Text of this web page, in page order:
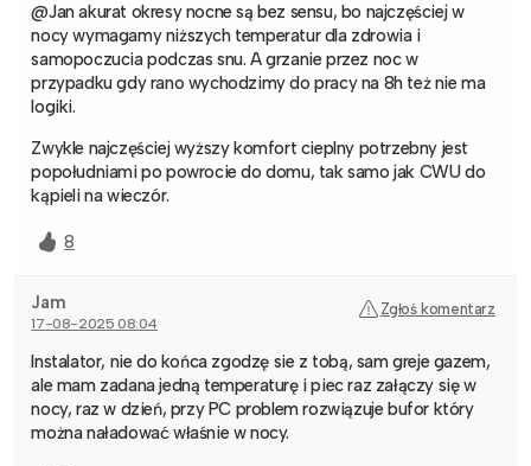
@Jan akurat okresy nocne są bez sensu, bo najczęściej w
nocy wymagamy niższych temperatur dla zdrowia i
samopoczucia podczas snu. A grzanie przez noc w
przypadku gdy rano wychodzimy do pracy na 8h też nie ma
logiki.
Zwykle najczęściej wyższy komfort cieplny potrzebny jest
popołudniami po powrocie do domu, tak samo jak CWU do
kąpieli na wieczór.
8
Jam
17-08-2025 08:04
Zgłoś komentarz
Instalator, nie do końca zgodzę sie z tobą, sam greje gazem,
ale mam zadana jedną temperaturę i piec raz załączy się w
nocy, raz w dzień, przy PC problem rozwiązuje bufor który
można naładować właśnie w nocy.